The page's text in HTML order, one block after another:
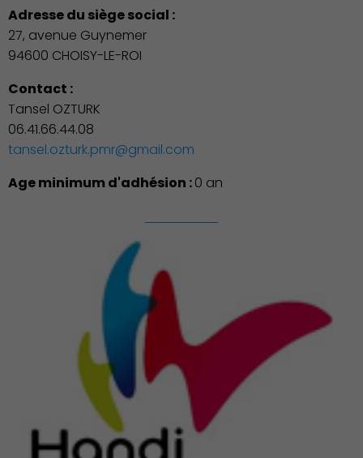
Adresse du siège social :
27, avenue Guynemer
94600 CHOISY-LE-ROI
Contact :
Tansel OZTURK
06.41.66.44.08
tansel.ozturk.pmr@gmail.com
Age minimum d'adhésion :0 an